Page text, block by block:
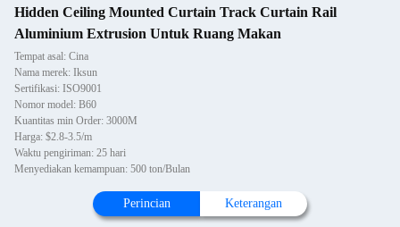
Hidden Ceiling Mounted Curtain Track Curtain Rail
Aluminium Extrusion Untuk Ruang Makan
Tempat asal: Cina
Nama merek: Iksun
Sertifikasi: ISO9001
Nomor model: B60
Kuantitas min Order: 3000M
Harga: $2.8-3.5/m
Waktu pengiriman: 25 hari
Menyediakan kemampuan: 500 ton/Bulan
Perincian Keterangan